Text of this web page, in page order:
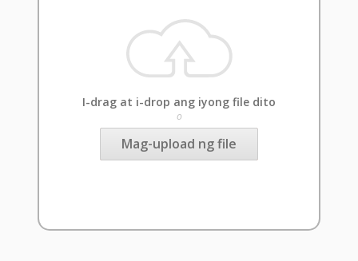
I-drag at i-drop ang iyong file dito
o
Mag-upload ng file